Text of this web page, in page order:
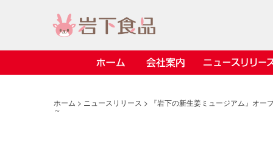
> 会社案内TOP
> ニュースリリース TOP
> 商品情報 TOP
> レシピ検索 TOP
> 安心・安全の取り組み インデックス
> 知る・楽しむ インデックス
ホーム > ニュースリリース > 『岩下の新生姜ミュージアム』オー
～